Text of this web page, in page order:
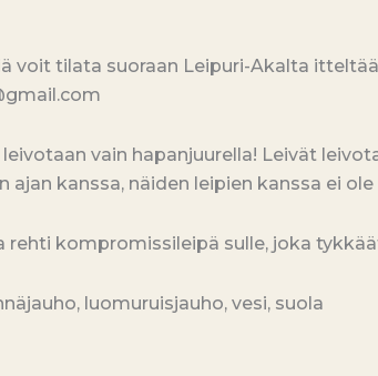
voit tilata suoraan Leipuri-Akalta
leivotaan vain hapanjuurella! Leivät
ajan kanssa, näiden leipien kanssa ei
rehti kompromissileipä sulle, joka
luomuruisjauho, vesi, suola